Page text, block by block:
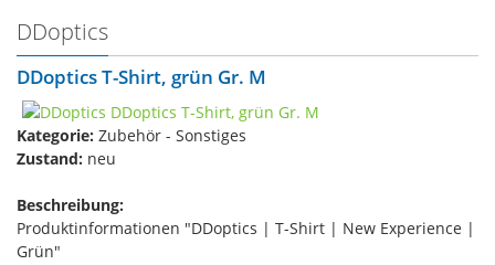
DDoptics
DDoptics T-Shirt, grün Gr. M
Kategorie: Zubehör - Sonstiges
Zustand: neu
Beschreibung:
Produktinformationen "DDoptics | T-Shirt | New Experience |
Grün"